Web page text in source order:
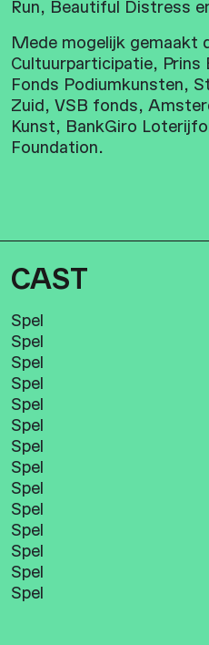
Run, Beautiful Distress
Mede mogelijk gemaakt
Cultuurparticipatie, Prins
Fonds Podiumkunsten,
Zuid, VSB fonds,
Kunst, BankGiro
Foundation.
CAST
Spel
Spel
Spel
Spel
Spel
Spel
Spel
Spel
Spel
Spel
Spel
Spel
Spel
Spel